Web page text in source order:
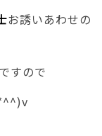
お誘いあわせの
すので